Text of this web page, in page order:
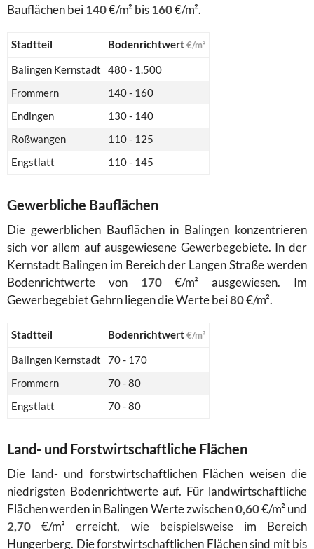
Bauflächen bei140€/m² bis160€/m².
Stadtteil Bodenrichtwert€/m²
Balingen Kernstadt
480 - 1.500
Frommern
140 - 160
Endingen
130 - 140
Roßwangen
110 - 125
Engstlatt
110 - 145
Gewerbliche Bauflächen
Die gewerblichen Bauflächen in Balingen konzentrieren
sich vor allem auf ausgewiesene Gewerbegebiete. In der
Kernstadt Balingen im Bereich der Langen Straße werden
Bodenrichtwerte von 170€/m² ausgewiesen. Im
Gewerbegebiet Gehrn liegen die Werte bei80€/m².
Stadtteil Bodenrichtwert€/m²
Balingen Kernstadt
70 - 170
Frommern
70 - 80
Engstlatt
70 - 80
Land- und Forstwirtschaftliche Flächen
Die land- und forstwirtschaftlichen Flächen weisen die
niedrigsten Bodenrichtwerte auf. Für landwirtschaftliche
Flächen werden in Balingen Werte zwischen0,60€/m² und
2,70 €/m² erreicht, wie beispielsweise im Bereich
Hungerberg. Die forstwirtschaftlichen Flächen sind mit bis